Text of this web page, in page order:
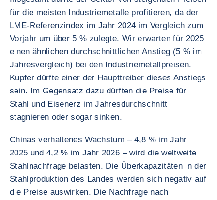
für die meisten Industriemetalle profitieren, da der
LME-Referenzindex im Jahr 2024 im Vergleich zum
Vorjahr um über 5 % zulegte. Wir erwarten für 2025
einen ähnlichen durchschnittlichen Anstieg (5 % im
Jahresvergleich) bei den Industriemetallpreisen.
Kupfer dürfte einer der Haupttreiber dieses Anstiegs
sein. Im Gegensatz dazu dürften die Preise für
Stahl und Eisenerz im Jahresdurchschnitt
stagnieren oder sogar sinken.
Chinas verhaltenes Wachstum – 4,8 % im Jahr
2025 und 4,2 % im Jahr 2026 – wird die weltweite
Stahlnachfrage belasten. Die Überkapazitäten in der
Stahlproduktion des Landes werden sich negativ auf
die Preise auswirken. Die Nachfrage nach